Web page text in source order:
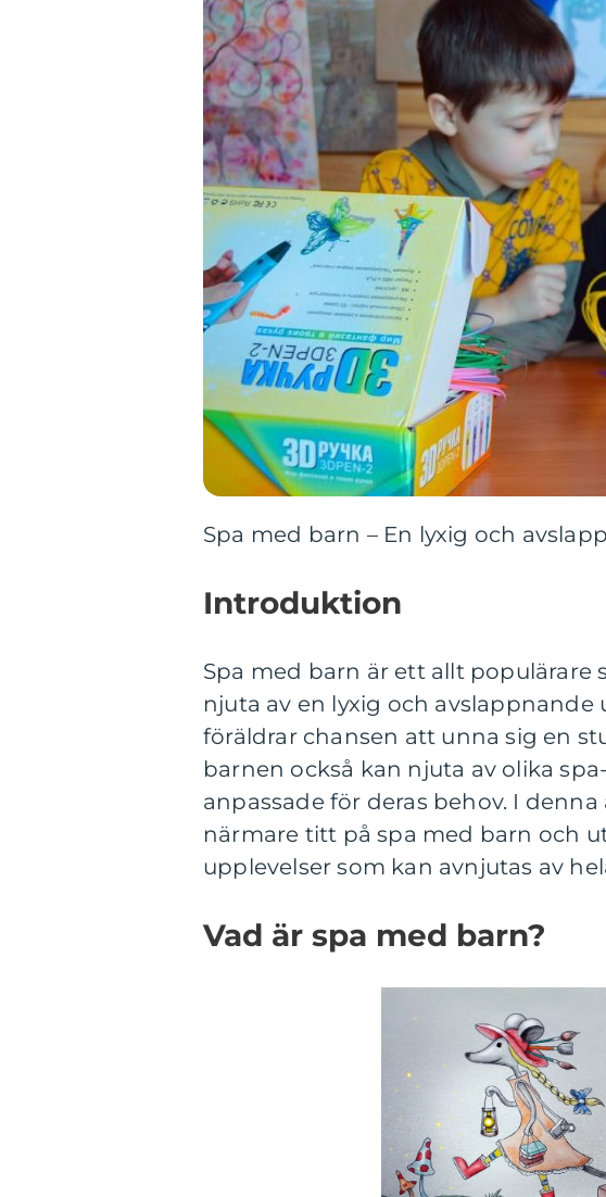
Spa med barn – En lyxig och
Introduktion
Spa med barn är ett allt populärare
njuta av en lyxig och
föräldrar chansen att unna sig en
barnen också kan njuta av olika
anpassade för deras behov. I
närmare titt på spa med barn och
upplevelser som kan avnjutas av
Vad är spa med barn?